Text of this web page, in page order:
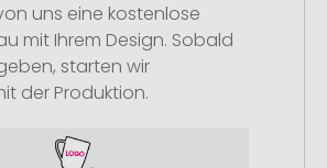
uns eine kostenlose
mit Ihrem Design. Sobald
starten wir
der Produktion.